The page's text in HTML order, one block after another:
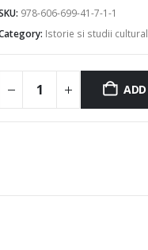
978-606-699-41-7-1-1
Istorie si studii